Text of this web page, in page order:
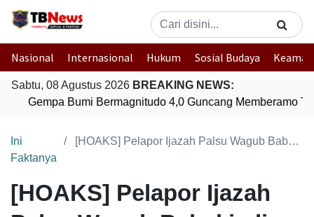
Nasional Internasional Hukum Sosial Budaya
Sabtu, 08 Agustus 2026 BREAKING NEWS:
Gempa Bumi Bermagnitudo 4,0 Guncang Memberamo
Ini
Faktanya
[HOAKS] Pelapor Ijazah Palsu Wagub Babel jadi Tersangka
[HOAKS] Pelapor Ijazah